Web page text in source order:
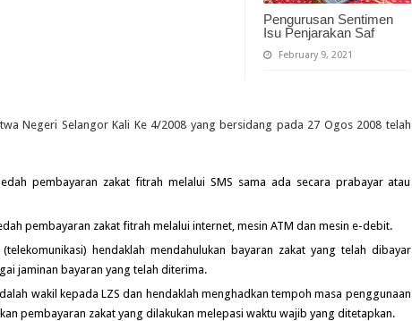
Pengurusan Sentimen
Isu Penjarakan Saf
February 9, 2021
Negeri Selangor Kali Ke 4/2008 yang bersidang pada 27 Ogos 2008 telah
pembayaran zakat fitrah melalui SMS sama ada secara prabayar atau
pembayaran zakat fitrah melalui internet, mesin ATM dan mesin e-debit.
hendaklah mendahulukan bayaran zakat yang telah dibayar
jaminan bayaran yang telah diterima.
wakil kepada LZS dan hendaklah menghadkan tempoh masa penggunaan
pembayaran zakat yang dilakukan melepasi waktu wajib yang ditetapkan.